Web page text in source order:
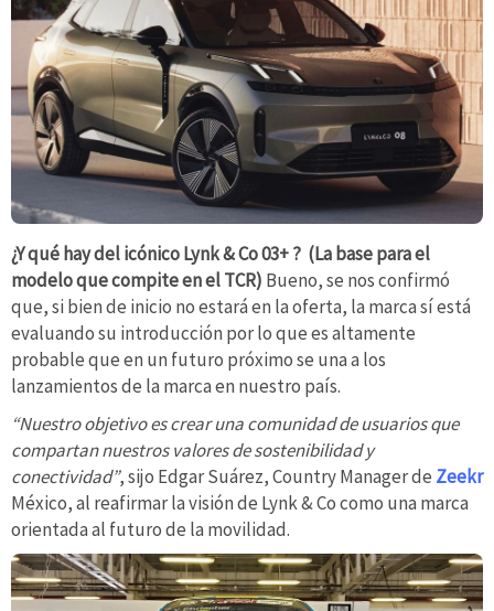
¿Y qué hay del icónico Lynk & Co 03+ ? (La base para el
modelo que compite en el TCR) Bueno, se nos confirmó
que, si bien de inicio no estará en la oferta, la marca sí está
evaluando su introducción por lo que es altamente
probable que en un futuro próximo se una a los
lanzamientos de la marca en nuestro país.
“Nuestro objetivo es crear una comunidad de usuarios que
compartan nuestros valores de sostenibilidad y
conectividad”, sijo Edgar Suárez, Country Manager de Zeekr
México, al reafirmar la visión de Lynk & Co como una marca
orientada al futuro de la movilidad.